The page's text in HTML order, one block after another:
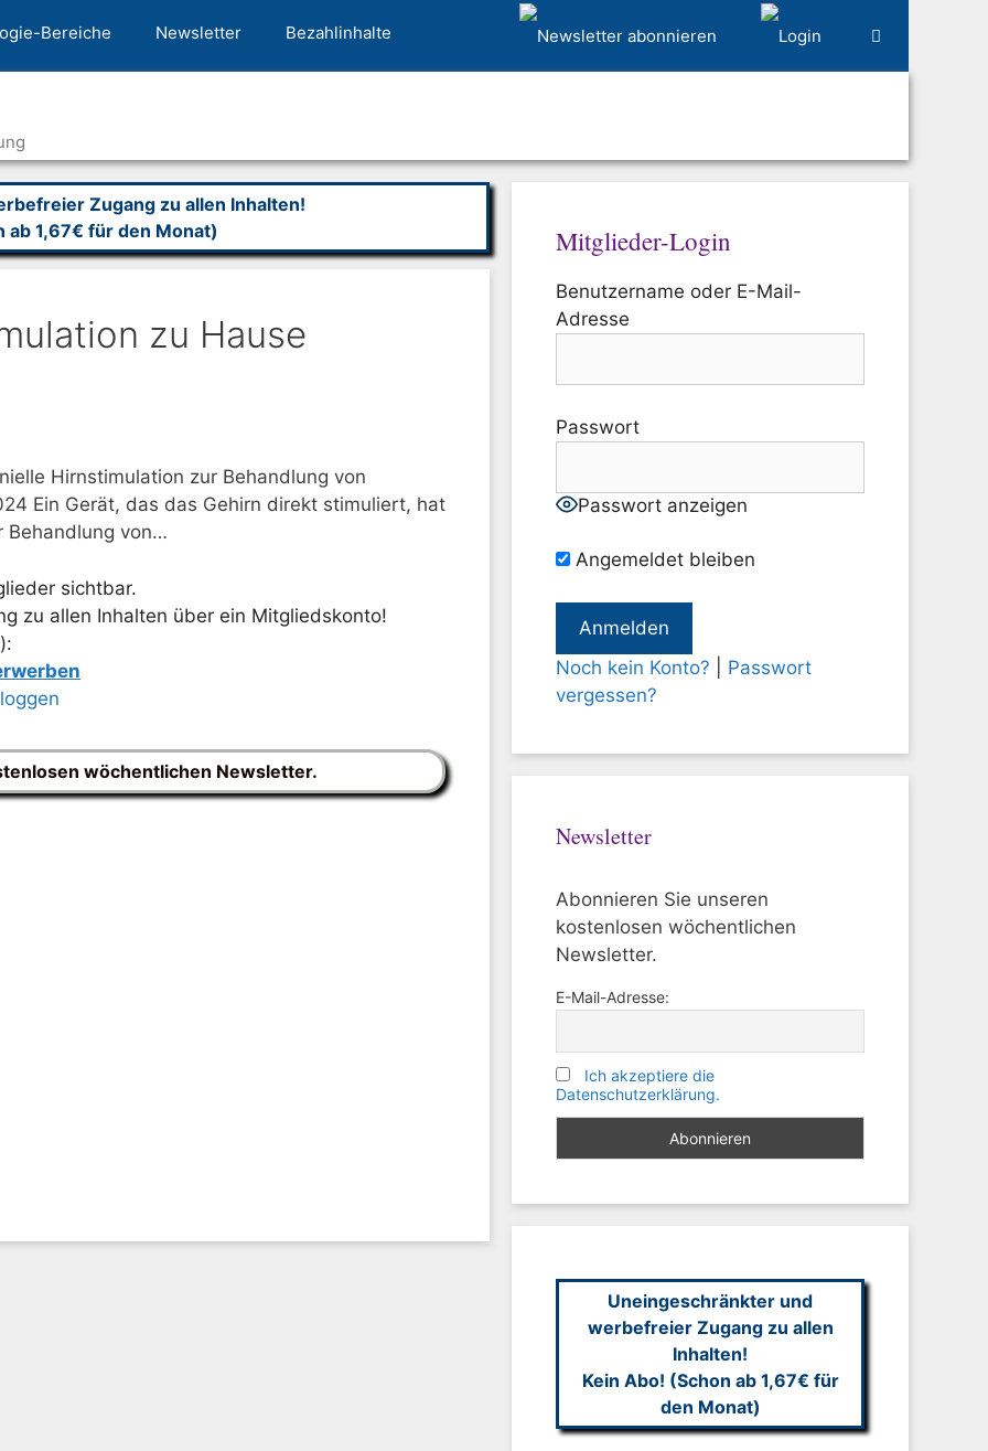
Bereiche Newsletter Bezahlinhalte
Zugang zu allen Inhalten!
ab 1,67€ für den Monat)
zu Hause
Hirnstimulation zur Behandlung von
Ein Gerät, das das Gehirn direkt stimuliert, hat
Behandlung von…
sichtbar.
zu allen Inhalten über ein Mitgliedskonto!
wöchentlichen Newsletter.
Mitglieder-Login
Benutzername oder E-Mail-
Adresse
Passwort
Passwort anzeigen
Angemeldet bleiben
Noch kein Konto?
Passwort
vergessen?
Newsletter
Abonnieren Sie unseren
kostenlosen wöchentlichen
Newsletter.
E-Mail-Adresse:
Ich akzeptiere die
Datenschutzerklärung.
Uneingeschränkter und
werbefreier Zugang zu allen
Inhalten!
Kein Abo! (Schon ab 1,67€ für
den Monat)